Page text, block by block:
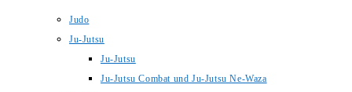
Judo
Ju-Jutsu
Ju-Jutsu
Ju-Jutsu Combat und Ju-Jutsu Ne-Waza